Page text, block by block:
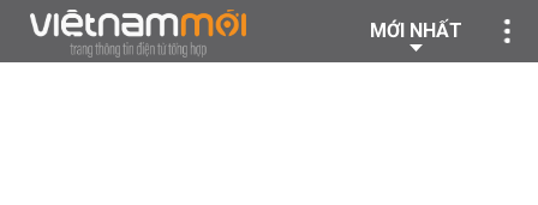
MỚI NHẤT